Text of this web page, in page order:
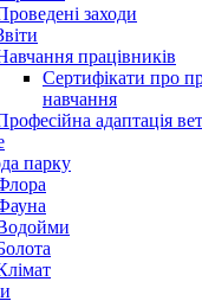
заходи
працівників
Сертифікати про
навчання
адаптація
парку